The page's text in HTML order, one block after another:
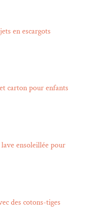
en escargots
carton pour enfants
ensoleillée pour
des cotons-tiges